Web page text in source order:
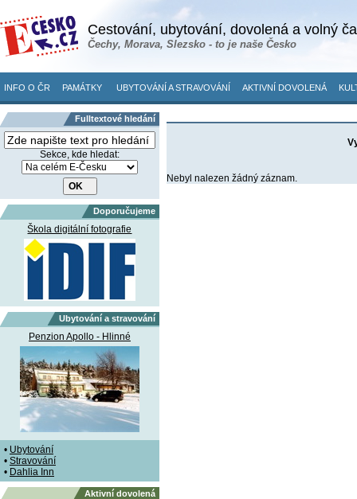
Cestování, ubytování, dovolená a volný
Čechy, Morava, Slezsko - to je naše Česko
INFO O ČR PAMÁTKY UBYTOVÁNÍ A STRAVOVÁNÍ AKTIVNÍ DOVOLENÁ
Fulltextové hledání
Sekce, kde hledat:
Doporučujeme
Škola digitální fotografie
Ubytování a stravování
Penzion Apollo - Hlinné
• Ubytování
• Stravování
• Dahlia Inn
Aktivní dovolená
Nebyl nalezen žádný záznam.